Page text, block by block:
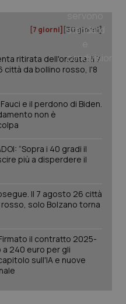
[7 giorni] [30 giorni]
ritirata dell'ondata: il 7
da bollino rosso, l'8
e il perdono di Biden.
non è
“Sopra i 40 gradi il
più a disperdere il
Il 7 agosto 26 città
solo Bolzano torna
il contratto 2025-
240 euro per gli
sull'IA e nuove
PHP.net
www.quotidianosanita.it